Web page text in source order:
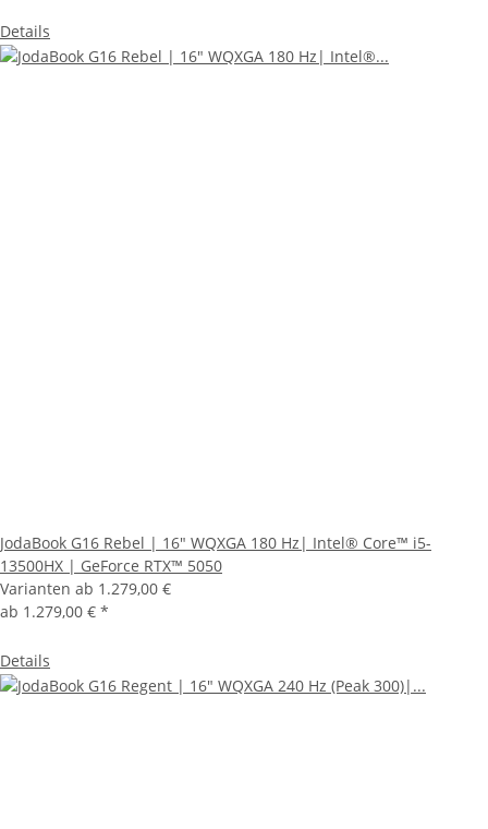
Details
JodaBook G16 Rebel | 16" WQXGA 180 Hz| Intel® Core™ i5-
13500HX | GeForce RTX™ 5050
Varianten ab 1.279,00 €
ab 1.279,00 € *
Details